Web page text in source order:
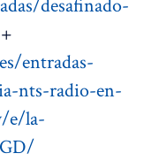
desafinado-
+
entradas-
nts-radio-en-
e/la-